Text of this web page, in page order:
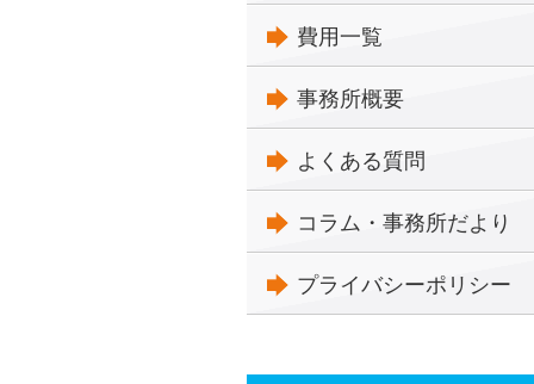
費用一覧
事務所概要
よくある質問
コラム・事務所だより
プライバシーポリシー